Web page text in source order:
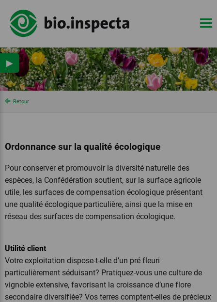
Retour
Ordonnance sur la qualité écologique
Pour conserver et promouvoir la diversité naturelle des
espèces, la Confédération soutient, sur la surface agricole
utile, les surfaces de compensation écologique présentant
une qualité écologique particulière, ainsi que la mise en
réseau des surfaces de compensation écologique.
Utilité client
Votre exploitation dispose-t-elle d’un pré fleuri
particulièrement séduisant? Pratiquez-vous une culture de
vignoble extensive, favorisant la croissance d’une flore
secondaire diversifiée? Vos terres comptent-elles de précieux
▶